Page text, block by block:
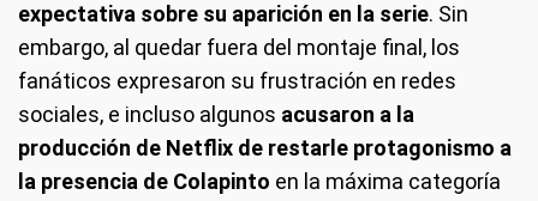
expectativa sobre su aparición en la serie. Sin
embargo, al quedar fuera del montaje final, los
fanáticos expresaron su frustración en redes
sociales, e incluso algunos acusaron a la
producción de Netflix de restarle protagonismo a
la presencia de Colapinto en la máxima categoría